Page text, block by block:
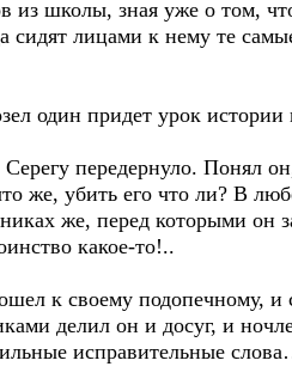
из школы, зная уже о том,
сидят лицами к нему те
один придет урок
передернуло. Понял
же, убить его что ли? В
же, перед которыми он
какое-то!..
к своему подопечному, и
делил он и досуг, и
исправительные